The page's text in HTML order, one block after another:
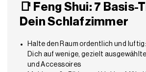
📑 Feng Shui: 7 Basis-
Dein Schlafzimmer
Halte den Raum ordentlich und
Dich auf wenige, gezielt ausgewählte
und Accessoires